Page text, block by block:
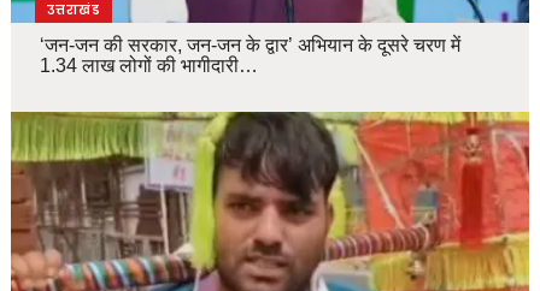
उत्तराखंड
‘जन-जन की सरकार, जन-जन के द्वार’ अभियान के दूसरे चरण में
1.34 लाख लोगों की भागीदारी…